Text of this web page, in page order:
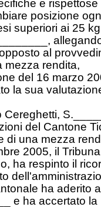
e
posizione
superiori ai 25
al
mezza rendita,
del 16 marzo
la sua
Cereghetti,
del Cantone
di una mezza
2005, il
ha respinto il
ha aderito
e ha accertato